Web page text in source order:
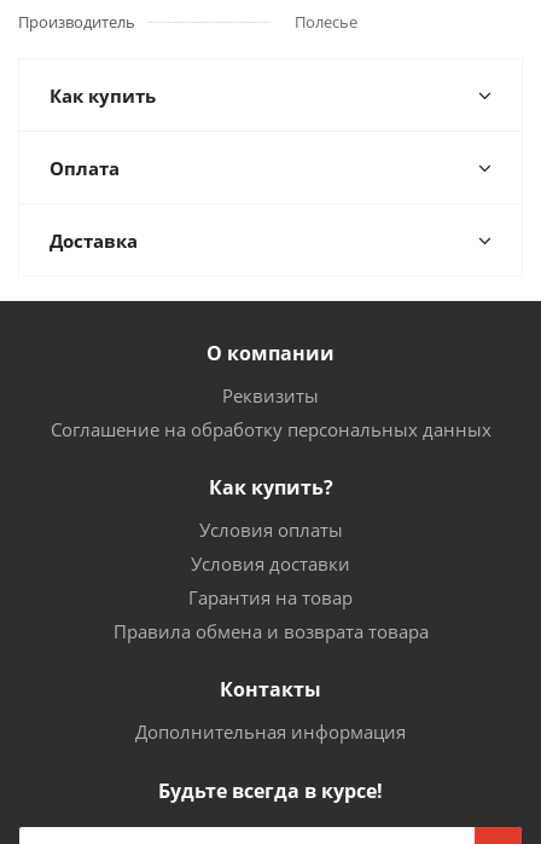
Производитель Полесье
Как купить
Оплата
Доставка
О компании
Реквизиты
Соглашение на обработку персональных данных
Как купить?
Условия оплаты
Условия доставки
Гарантия на товар
Правила обмена и возврата товара
Контакты
Дополнительная информация
Будьте всегда в курсе!